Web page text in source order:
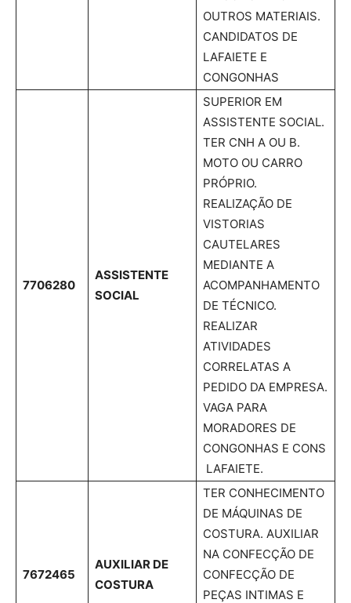
OUTROS MATERIAIS.
CANDIDATOS DE
LAFAIETE E
CONGONHAS
7706280
ASSISTENTE
SOCIAL
SUPERIOR EM
ASSISTENTE SOCIAL.
TER CNH A OU B.
MOTO OU CARRO
PRÓPRIO.
REALIZAÇÃO DE
VISTORIAS
CAUTELARES
MEDIANTE A
ACOMPANHAMENTO
DE TÉCNICO.
REALIZAR
ATIVIDADES
CORRELATAS A
PEDIDO DA EMPRESA.
VAGA PARA
MORADORES DE
CONGONHAS E CONS
LAFAIETE.
7672465
AUXILIAR DE
COSTURA
TER CONHECIMENTO
DE MÁQUINAS DE
COSTURA. AUXILIAR
NA CONFECÇÃO DE
CONFECÇÃO DE
PEÇAS INTIMAS E